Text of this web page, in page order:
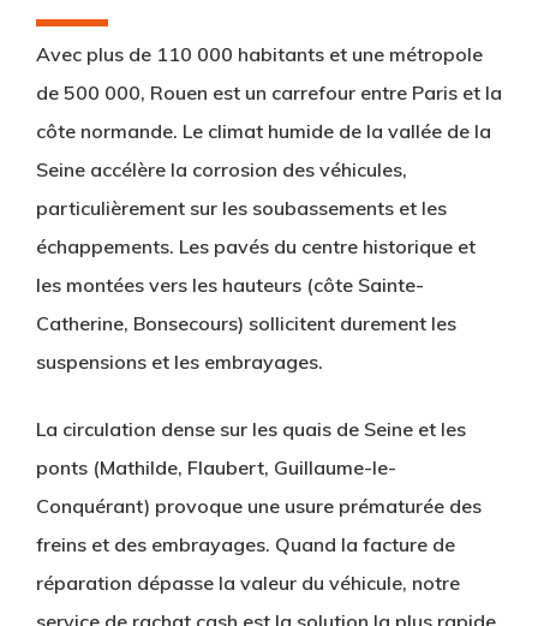
Avec plus de 110 000 habitants et une métropole
de 500 000, Rouen est un carrefour entre Paris et la
côte normande. Le climat humide de la vallée de la
Seine accélère la corrosion des véhicules,
particulièrement sur les soubassements et les
échappements. Les pavés du centre historique et
les montées vers les hauteurs (côte Sainte-
Catherine, Bonsecours) sollicitent durement les
suspensions et les embrayages.
La circulation dense sur les quais de Seine et les
ponts (Mathilde, Flaubert, Guillaume-le-
Conquérant) provoque une usure prématurée des
freins et des embrayages. Quand la facture de
réparation dépasse la valeur du véhicule, notre
service de rachat cash est la solution la plus rapide